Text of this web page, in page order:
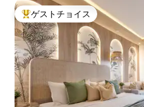
大好評のゲストチョイスです。
ゲストチョイス